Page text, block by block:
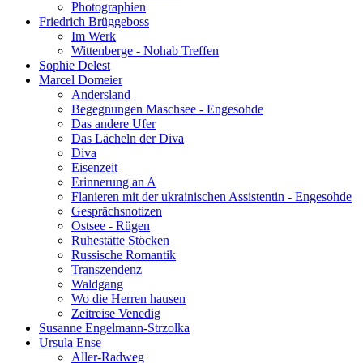
Photographien
Friedrich Brüggeboss
Im Werk
Wittenberge - Nohab Treffen
Sophie Delest
Marcel Domeier
Andersland
Begegnungen Maschsee - Engesohde
Das andere Ufer
Das Lächeln der Diva
Diva
Eisenzeit
Erinnerung an A
Flanieren mit der ukrainischen Assistentin - Engesohde
Gesprächsnotizen
Ostsee - Rügen
Ruhestätte Stöcken
Russische Romantik
Transzendenz
Waldgang
Wo die Herren hausen
Zeitreise Venedig
Susanne Engelmann-Strzolka
Ursula Ense
Aller-Radweg